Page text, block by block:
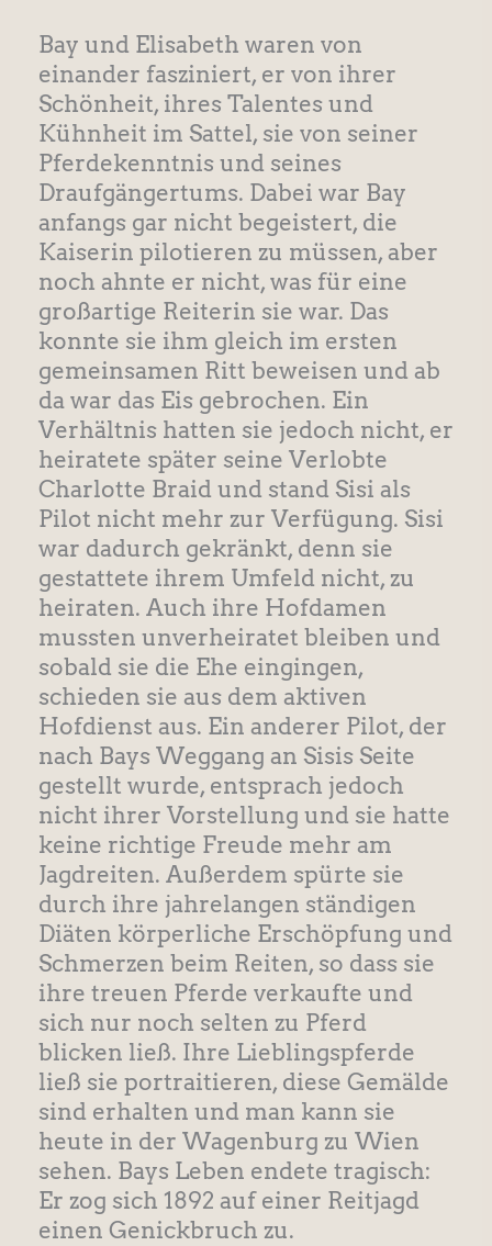
Bay und Elisabeth waren von
einander fasziniert, er von ihrer
Schönheit, ihres Talentes und
Kühnheit im Sattel, sie von seiner
Pferdekenntnis und seines
Draufgängertums. Dabei war Bay
anfangs gar nicht begeistert, die
Kaiserin pilotieren zu müssen, aber
noch ahnte er nicht, was für eine
großartige Reiterin sie war. Das
konnte sie ihm gleich im ersten
gemeinsamen Ritt beweisen und ab
da war das Eis gebrochen. Ein
Verhältnis hatten sie jedoch nicht, er
heiratete später seine Verlobte
Charlotte Braid und stand Sisi als
Pilot nicht mehr zur Verfügung. Sisi
war dadurch gekränkt, denn sie
gestattete ihrem Umfeld nicht, zu
heiraten. Auch ihre Hofdamen
mussten unverheiratet bleiben und
sobald sie die Ehe eingingen,
schieden sie aus dem aktiven
Hofdienst aus. Ein anderer Pilot, der
nach Bays Weggang an Sisis Seite
gestellt wurde, entsprach jedoch
nicht ihrer Vorstellung und sie hatte
keine richtige Freude mehr am
Jagdreiten. Außerdem spürte sie
durch ihre jahrelangen ständigen
Diäten körperliche Erschöpfung und
Schmerzen beim Reiten, so dass sie
ihre treuen Pferde verkaufte und
sich nur noch selten zu Pferd
blicken ließ. Ihre Lieblingspferde
ließ sie portraitieren, diese Gemälde
sind erhalten und man kann sie
heute in der Wagenburg zu Wien
sehen. Bays Leben endete tragisch:
Er zog sich 1892 auf einer Reitjagd
einen Genickbruch zu.